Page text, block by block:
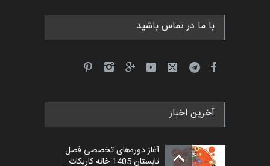
با ما در تماس باشید
آخرین اخبار
آغاز دوره‌های تخصصی فصل
تابستان 1405 خانه کاریکات…